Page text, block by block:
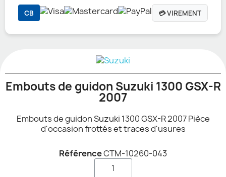
CB 💳 VIREMENT
Embouts de guidon Suzuki 1300 GSX-R
2007
Embouts de guidon Suzuki 1300 GSX-R 2007 Pièce
d'occasion frottés et traces d'usures
RéférenceCTM-10260-043